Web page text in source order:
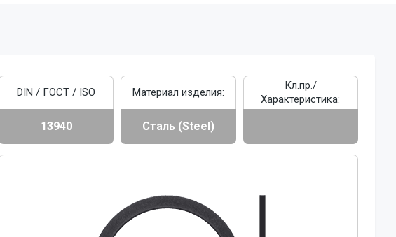
DIN / ГОСТ / ISO
13940
Материал изделия:
Сталь (Steel)
Кл.пр./
Характеристика: